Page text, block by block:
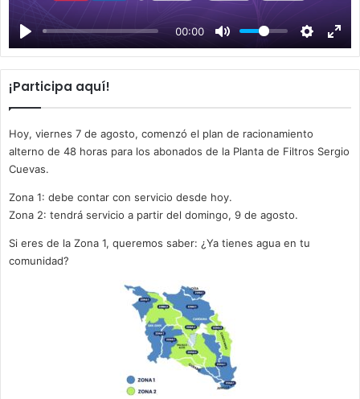
00:00
a
y
¡Participa aquí!
Hoy, viernes 7 de agosto, comenzó el plan de racionamiento
alterno de 48 horas para los abonados de la Planta de Filtros Sergio
Cuevas.
Zona 1: debe contar con servicio desde hoy.
Zona 2: tendrá servicio a partir del domingo, 9 de agosto.
Si eres de la Zona 1, queremos saber: ¿Ya tienes agua en tu
comunidad?